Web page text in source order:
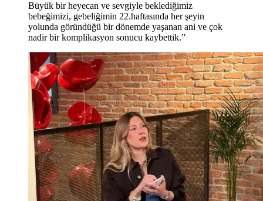
Büyük bir heyecan ve sevgiyle beklediğimiz
bebeğimizi, gebeliğimin 22.haftasında her şeyin
yolunda göründüğü bir dönemde yaşanan ani ve çok
nadir bir komplikasyon sonucu kaybettik.”